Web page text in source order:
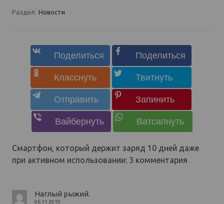
Раздел: Новости
Смартфон, который держит заряд 10 дней даже
при активном использовании: 3 комментария
Наглый рыжий.
06.11.2019